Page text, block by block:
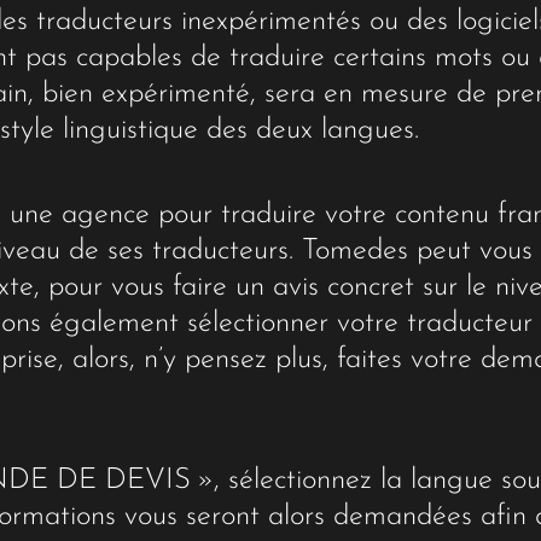
traducteurs inexpérimentés ou des
pas capables de traduire certains mots ou
bien expérimenté, sera en mesure de
linguistique des deux langues.
une agence pour traduire votre contenu
de ses traducteurs. Tomedes peut
pour vous faire un avis concret sur le
également sélectionner votre
alors, n’y pensez plus, faites votre
DE DEVIS », sélectionnez la langue
vous seront alors demandées